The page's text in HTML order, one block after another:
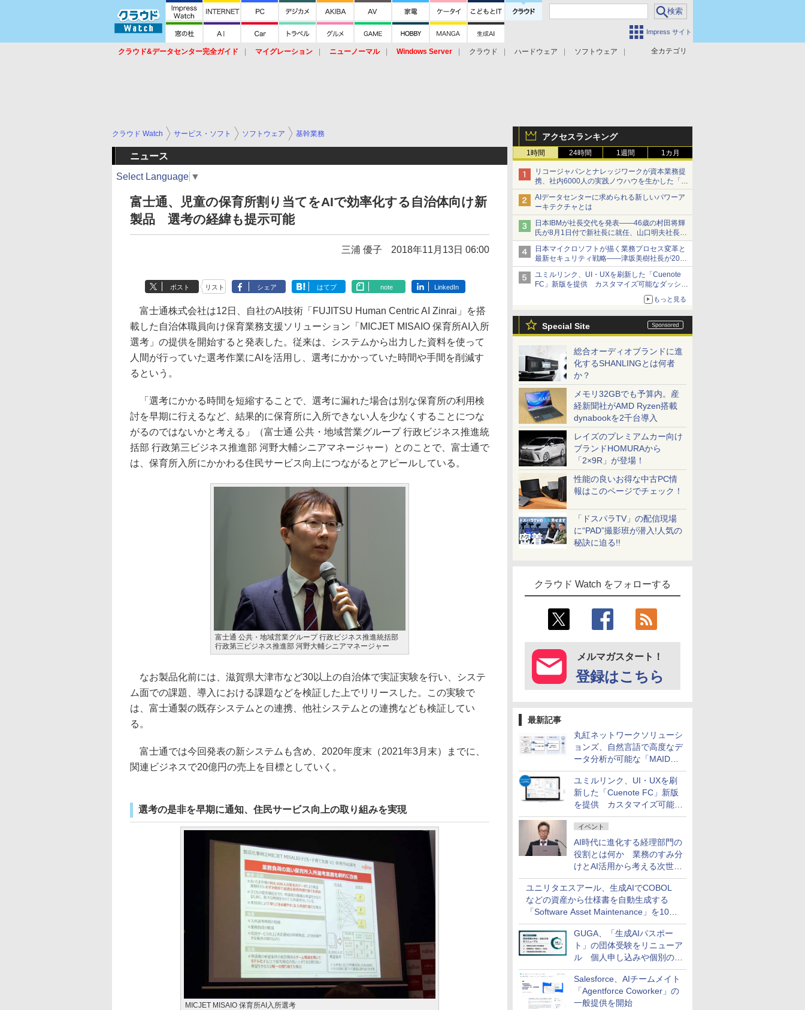
Impress サイト
全カテゴリ
クラウド&データセンター完全ガイド マイグレーション ニューノーマル Windows Server クラウド ハードウェア
ソフトウェア
アクセスランキング
1時間 24時間 1週間 1カ月
リコージャパンとナレッジワークが資本業務提
携、社内6000人の実践ノウハウを生かした「AI
商談記録 for RICOH」を展開へ
AIデータセンターに求められる新しいパワーア
ーキテクチャとは
日本IBMが社長交代を発表――46歳の村田将輝
氏が8月1日付で新社長に就任、山口明夫社長は
会長へ
日本マイクロソフトが描く業務プロセス変革と
最新セキュリティ戦略――津坂美樹社長が2027
年度戦略を説明
ユミルリンク、UI・UXを刷新した「Cuenote
FC」新版を提供 カスタマイズ可能なダッシュ
もっと見る
Special Site
総合オーディオブランドに進
化するSHANLINGとは何者
か？
メモリ32GBでも予算内。産
経新聞社がAMD Ryzen搭載
dynabookを2千台導入
レイズのプレミアムカー向け
ブランドHOMURAから
「2×9R」が登場！
性能の良いお得な中古PC情
報はこのページでチェック！
「ドスパラTV」の配信現場
に“PAD”撮影班が潜入!人気の
秘訣に迫る!!
クラウド Watch をフォローする
メルマガスタート！
登録はこちら
最新記事
丸紅ネットワークソリューシ
ョンズ、自然言語で高度なデ
ータ分析が可能な「MAIDOA
AI ASSIST」を9月より提供
ユミルリンク、UI・UXを刷
新した「Cuenote FC」新版
を提供 カスタマイズ可能な
ダッシュボード画面を搭載
イベント
AI時代に進化する経理部門の
役割とは何か 業務のすみ分
けとAI活用から考える次世代
ファイナンス戦略
ユニリタエスアール、生成AIでCOBOL
などの資産から仕様書を自動生成する
「Software Asset Maintenance」を10月
に発売
GUGA、「生成AIパスポー
ト」の団体受験をリニューア
ル 個人申し込みや個別の支
払いなどに対応
Salesforce、AIチームメイト
「Agentforce Coworker」の
一般提供を開始
クラウド Watch サービス・ソフト ソフトウェア 基幹業務
ニュース
Select Language ▼
富士通、児童の保育所割り当てをAIで効率化する自治体向け新
製品 選考の経緯も提示可能
三浦 優子 2018年11月13日 06:00
ポスト リスト シェア はてブ note LinkedIn
富士通株式会社は12日、自社のAI技術「FUJITSU Human Centric AI Zinrai」を搭
載した自治体職員向け保育業務支援ソリューション「MICJET MISAIO 保育所AI入所
選考」の提供を開始すると発表した。従来は、システムから出力した資料を使って
人間が行っていた選考作業にAIを活用し、選考にかかっていた時間や手間を削減す
るという。
「選考にかかる時間を短縮することで、選考に漏れた場合は別な保育所の利用検
討を早期に行えるなど、結果的に保育所に入所できない人を少なくすることにつな
がるのではないかと考える」（富士通 公共・地域営業グループ 行政ビジネス推進統
括部 行政第三ビジネス推進部 河野大輔シニアマネージャー）とのことで、富士通で
は、保育所入所にかかわる住民サービス向上につながるとアピールしている。
富士通 公共・地域営業グループ 行政ビジネス推進統括部
行政第三ビジネス推進部 河野大輔シニアマネージャー
なお製品化前には、滋賀県大津市など30以上の自治体で実証実験を行い、システ
ム面での課題、導入における課題などを検証した上でリリースした。この実験で
は、富士通製の既存システムとの連携、他社システムとの連携なども検証してい
る。
富士通では今回発表の新システムも含め、2020年度末（2021年3月末）までに、
関連ビジネスで20億円の売上を目標としていく。
選考の是非を早期に通知、住民サービス向上の取り組みを実現
MICJET MISAIO 保育所AI入所選考